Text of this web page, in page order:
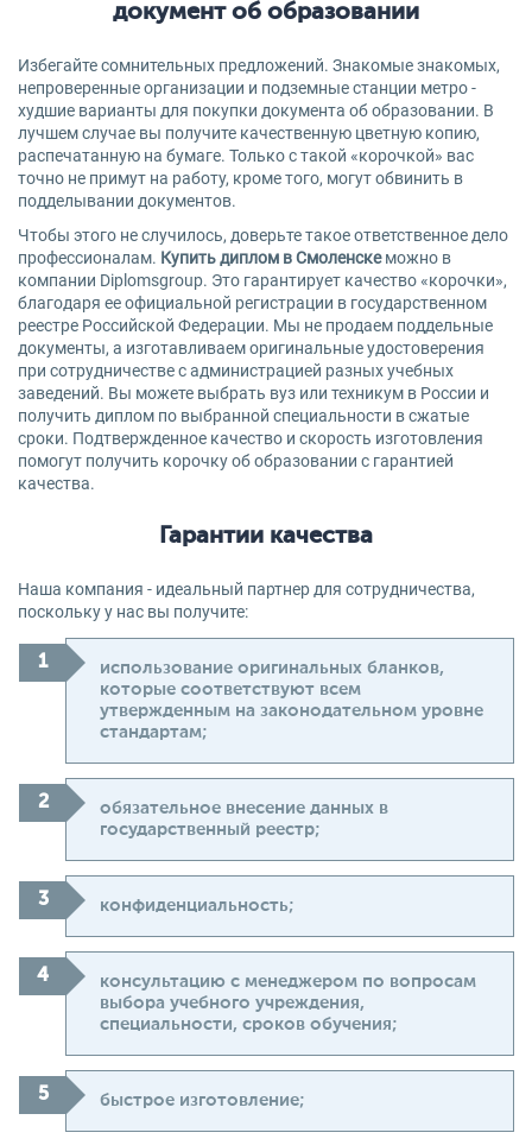
документ об образовании
Избегайте сомнительных предложений. Знакомые знакомых,
непроверенные организации и подземные станции метро -
худшие варианты для покупки документа об образовании. В
лучшем случае вы получите качественную цветную копию,
распечатанную на бумаге. Только с такой «корочкой» вас
точно не примут на работу, кроме того, могут обвинить в
подделывании документов.
Чтобы этого не случилось, доверьте такое ответственное дело
профессионалам. Купить диплом в Смоленскеможно в
компании Diplomsgroup. Это гарантирует качество «корочки»,
благодаря ее официальной регистрации в государственном
реестре Российской Федерации. Мы не продаем поддельные
документы, а изготавливаем оригинальные удостоверения
при сотрудничестве с администрацией разных учебных
заведений. Вы можете выбрать вуз или техникум в России и
получить диплом по выбранной специальности в сжатые
сроки. Подтвержденное качество и скорость изготовления
помогут получить корочку об образовании с гарантией
качества.
Гарантии качества
Наша компания - идеальный партнер для сотрудничества,
поскольку у нас вы получите:
использование оригинальных бланков,
которые соответствуют всем
утвержденным на законодательном уровне
стандартам;
обязательное внесение данных в
государственный реестр;
конфиденциальность;
консультацию с менеджером по вопросам
выбора учебного учреждения,
специальности, сроков обучения;
быстрое изготовление;